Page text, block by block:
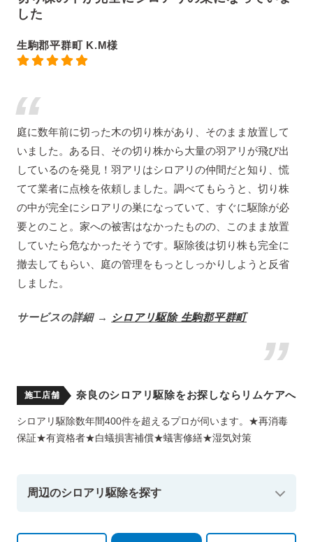
した
生駒郡平群町 K.M様
庭に数年前に切った木の切り株があり、そのまま放置して
いました。ある日、その切り株から大量の羽アリが飛び出
しているのを発見！羽アリはシロアリの仲間だと知り、慌
てて業者に点検を依頼しました。調べてもらうと、切り株
の中が完全にシロアリの巣になっていて、すぐに駆除が必
要とのこと。家への被害はなかったものの、このまま放置
していたら危なかったそうです。駆除後は切り株も完全に
撤去してもらい、庭の管理をもっとしっかりしようと反省
しました。
サービスの詳細 → シロアリ駆除 生駒郡平群町
施工店舗 奈良のシロアリ駆除をお探しならリムケアへ
シロアリ駆除数年間400件を超えるプロが伺います。★再消毒
保証★有資格者★白蟻損害補償★蟻害修繕★湿気対策
周辺のシロアリ駆除を探す